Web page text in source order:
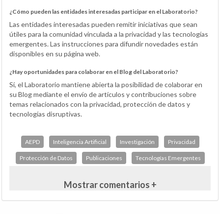
¿Cómo pueden las entidades interesadas participar en el Laboratorio?
Las entidades interesadas pueden remitir iniciativas que sean
útiles para la comunidad vinculada a la privacidad y las tecnologías
emergentes. Las instrucciones para difundir novedades están
disponibles en su página web.
¿Hay oportunidades para colaborar en el Blog del Laboratorio?
Sí, el Laboratorio mantiene abierta la posibilidad de colaborar en
su Blog mediante el envío de artículos y contribuciones sobre
temas relacionados con la privacidad, protección de datos y
tecnologías disruptivas.
AEPD Inteligencia Artificial Investigación Privacidad
Protección de Datos Publicaciones Tecnologías Emergentes
Mostrar comentarios +